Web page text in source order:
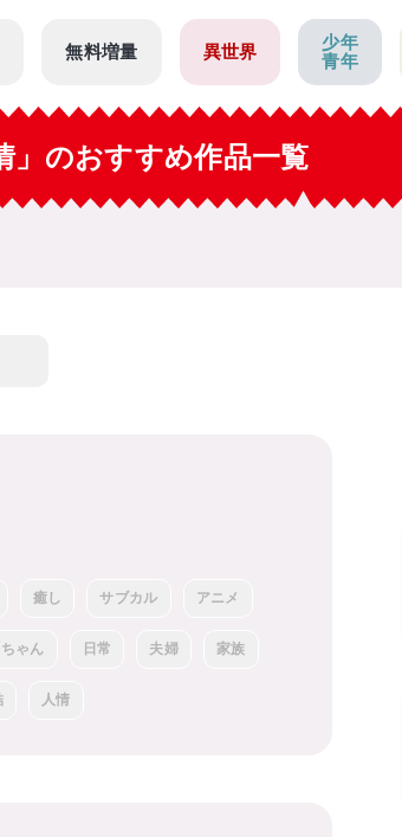
無料増量 異世界
少年
青年
」のおすすめ作品一覧
癒し サブカル アニメ
ゃん 日常 夫婦 家族
人情